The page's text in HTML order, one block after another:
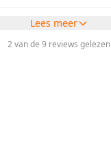
Lees meer
2 van de 9 reviews gelezen